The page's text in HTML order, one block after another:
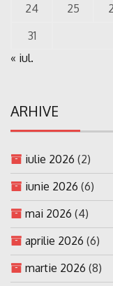
24
25
31
« iul.
ARHIVE
iulie 2026 (2)
iunie 2026 (6)
mai 2026 (4)
aprilie 2026 (6)
martie 2026 (8)